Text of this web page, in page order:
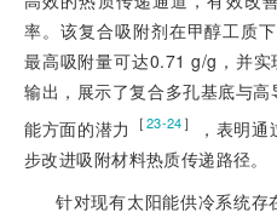
率。该复合吸附剂在甲醇工质
最高吸附量可达0.71 g/g，并
输出，展示了复合多孔基底与
能方面的潜力
［23-24］
，表明
步改进吸附材料热质传递路径。
针对现有太阳能供冷系统